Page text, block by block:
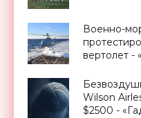
Военно-
вертолет -
Wilson
$2500 -